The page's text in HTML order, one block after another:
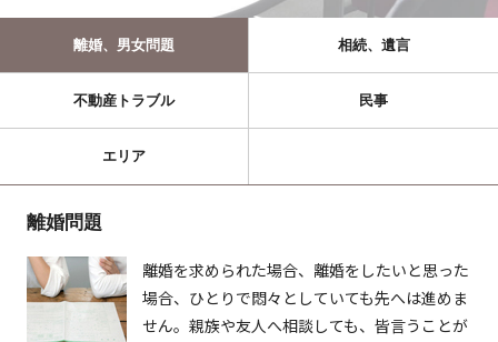
離婚、男女問題 相続、遺言
不動産トラブル 民事
エリア
離婚問題
離婚を求められた場合、離婚をしたいと思った
場合、ひとりで悶々としていても先へは進めま
せん。親族や友人へ相談しても、皆言うことが